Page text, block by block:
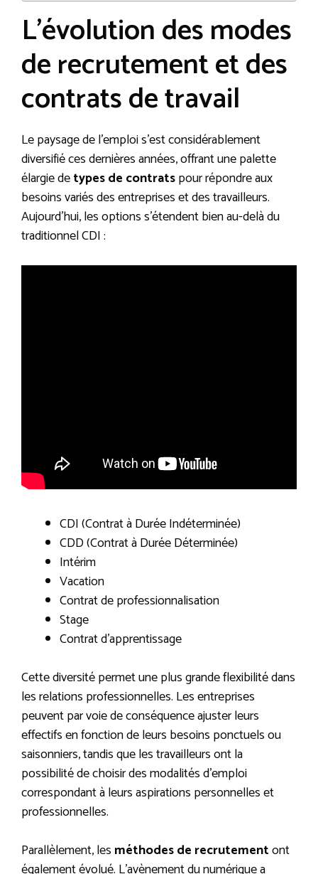
L’évolution des modes
de recrutement et des
contrats de travail
Le paysage de l’emploi s’est considérablement
diversifié ces dernières années, offrant une palette
élargie detypes de contratspour répondre aux
besoins variés des entreprises et des travailleurs.
Aujourd’hui, les options s’étendent bien au-delà du
traditionnel CDI :
CDI (Contrat à Durée Indéterminée)
CDD (Contrat à Durée Déterminée)
Intérim
Vacation
Contrat de professionnalisation
Stage
Contrat d’apprentissage
Cette diversité permet une plus grande flexibilité dans
les relations professionnelles. Les entreprises
peuvent par voie de conséquence ajuster leurs
effectifs en fonction de leurs besoins ponctuels ou
saisonniers, tandis que les travailleurs ont la
possibilité de choisir des modalités d’emploi
correspondant à leurs aspirations personnelles et
professionnelles.
Parallèlement, les méthodes de recrutementont
également évolué. L’avènement du numérique a